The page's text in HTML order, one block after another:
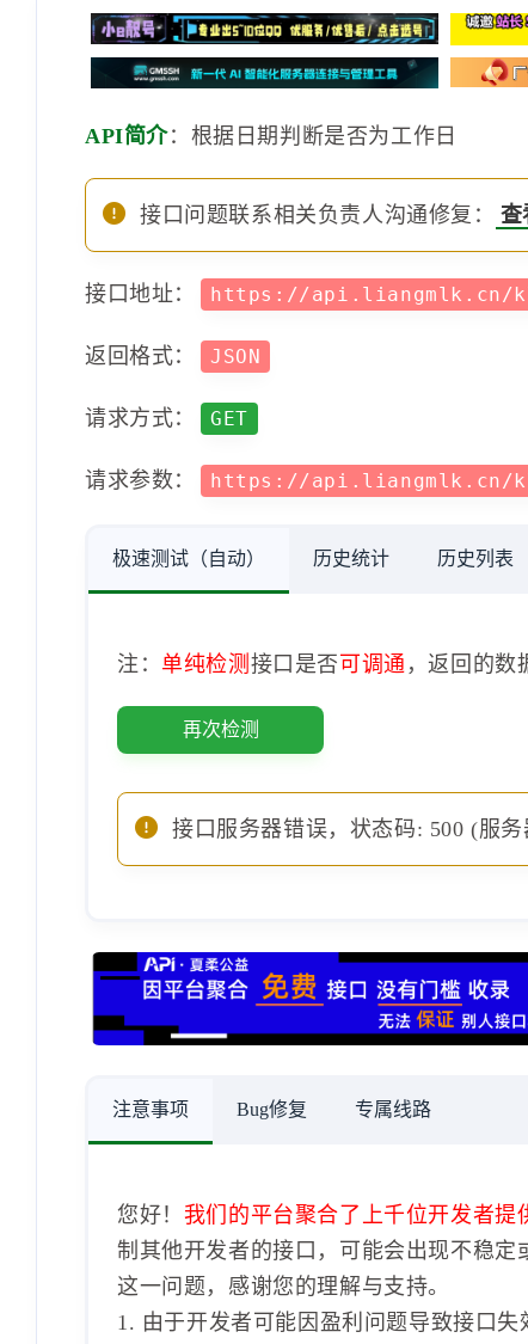
API简介：根据日期判断是否为工作日
接口问题联系相关负责人沟通修复： 查
接口地址： https://api.liangmlk.cn/
返回格式： JSON
请求方式： GET
请求参数： https://api.liangmlk.cn/
极速测试（自动） 历史统计 历史列表
注： 单纯检测 接口是否可调通 ，返回的数
再次检测
接口服务器错误，状态码: 500 (服
注意事项 Bug修复 专属线路
您好！ 我们的平台聚合了上千位开发者提
制其他开发者的接口，可能会出现不稳定
这一问题，感谢您的理解与支持。
1. 由于开发者可能因盈利问题导致接口失